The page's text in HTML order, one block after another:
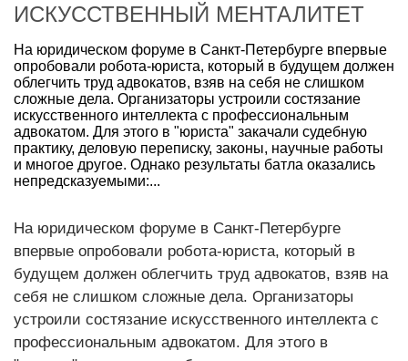
ИСКУССТВЕННЫЙ МЕНТАЛИТЕТ
На юридическом форуме в Санкт-Петербурге впервые
опробовали робота-юриста, который в будущем должен
облегчить труд адвокатов, взяв на себя не слишком
сложные дела. Организаторы устроили состязание
искусственного интеллекта с профессиональным
адвокатом. Для этого в "юриста" закачали судебную
практику, деловую переписку, законы, научные работы
и многое другое. Однако результаты батла оказались
непредсказуемыми:...
На юридическом форуме в Санкт-Петербурге
впервые опробовали робота-юриста, который в
будущем должен облегчить труд адвокатов, взяв на
себя не слишком сложные дела. Организаторы
устроили состязание искусственного интеллекта с
профессиональным адвокатом. Для этого в